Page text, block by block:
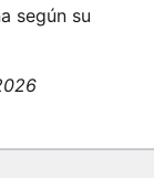
según su